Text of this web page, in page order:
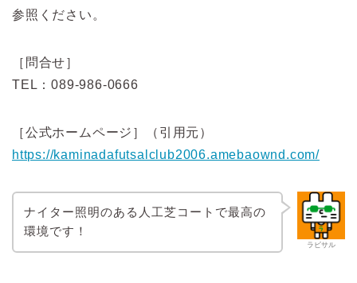
参照ください。
［問合せ］
TEL：089-986-0666
［公式ホームページ］（引用元）
https://kaminadafutsalclub2006.amebaownd.com/
ラビサル
ナイター照明のある人工芝コートで最高の
環境です！